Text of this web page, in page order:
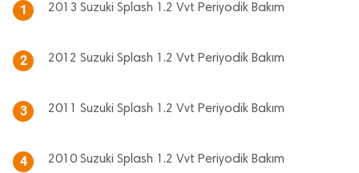
1 2013 Suzuki Splash 1.2 Vvt Periyodik Bakım
2 2012 Suzuki Splash 1.2 Vvt Periyodik Bakım
3 2011 Suzuki Splash 1.2 Vvt Periyodik Bakım
4 2010 Suzuki Splash 1.2 Vvt Periyodik Bakım